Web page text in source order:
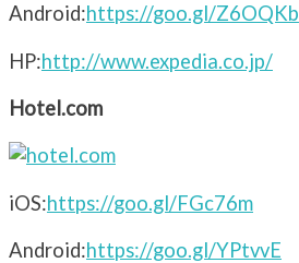
Android:https://goo.gl/Z6OQKb
HP:http://www.expedia.co.jp/
Hotel.com
iOS:https://goo.gl/FGc76m
Android:https://goo.gl/YPtvvE